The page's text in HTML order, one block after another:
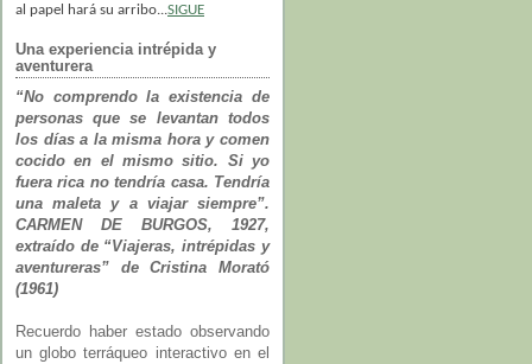
al papel hará su arribo...SIGUE
Una experiencia intrépida y
aventurera
“No comprendo la existencia de
personas que se levantan todos
los días a la misma hora y comen
cocido en el mismo sitio. Si yo
fuera rica no tendría casa. Tendría
una maleta y a viajar siempre”.
CARMEN DE BURGOS, 1927,
extraído de “Viajeras, intrépidas y
aventureras” de Cristina Morató
(1961)
Recuerdo haber estado observando
un globo terráqueo interactivo en el